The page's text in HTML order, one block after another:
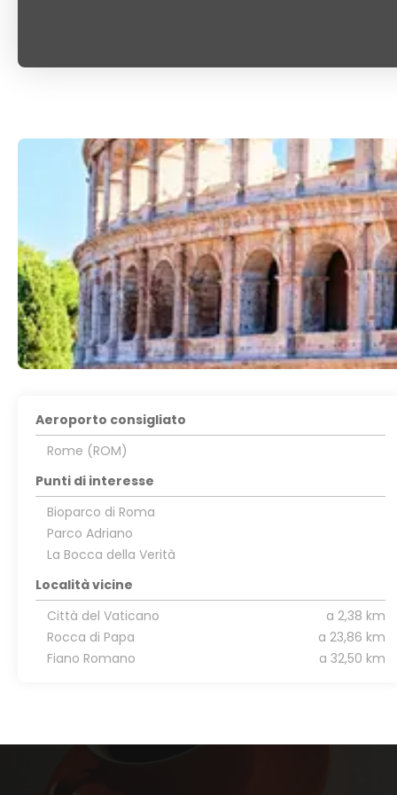
Aeroporto consigliato
Rome (ROM)
Punti di interesse
Bioparco di Roma
Parco Adriano
La Bocca della Verità
Località vicine
Città del Vaticano
a 2,38 km
Rocca di Papa
a 23,86 km
Fiano Romano
a 32,50 km